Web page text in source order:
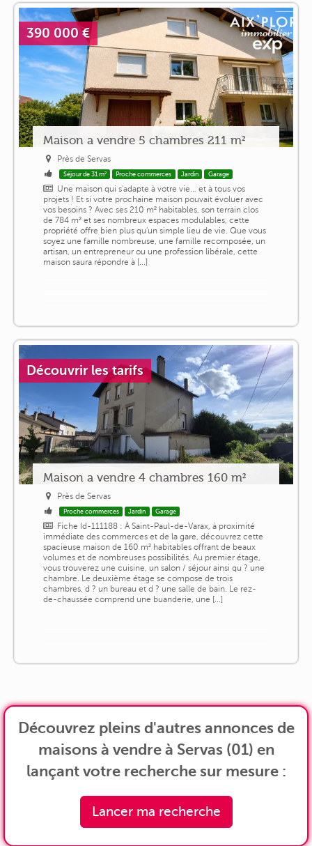
390 000 €
Maison a vendre 5 chambres 211 m²
Près de Servas
Séjour de 31 m² Proche commerces Jardin Garage
Une maison qui s'adapte à votre vie… et à tous vos
projets ! Et si votre prochaine maison pouvait évoluer avec
vos besoins ? Avec ses 210 m² habitables, son terrain clos
de 784 m² et ses nombreux espaces modulables, cette
propriété offre bien plus qu'un simple lieu de vie. Que vous
soyez une famille nombreuse, une famille recomposée, un
artisan, un entrepreneur ou une profession libérale, cette
maison saura répondre à [...]
Découvrir les tarifs
Maison a vendre 4 chambres 160 m²
Près de Servas
Proche commerces Jardin Garage
Fiche Id-111188 : À Saint-Paul-de-Varax, à proximité
immédiate des commerces et de la gare, découvrez cette
spacieuse maison de 160 m² habitables offrant de beaux
volumes et de nombreuses possibilités. Au premier étage,
vous trouverez une cuisine, un salon / séjour ainsi qu ? une
chambre. Le deuxième étage se compose de trois
chambres, d ? un bureau et d ? une salle de bain. Le rez-
de-chaussée comprend une buanderie, une [...]
Découvrez pleins d'autres annonces de
maisons à vendre à Servas (01) en
lançant votre recherche sur mesure :
Lancer ma recherche